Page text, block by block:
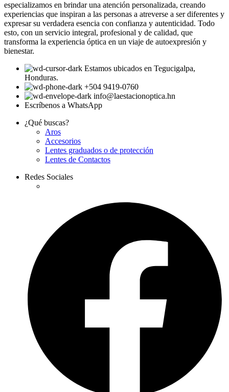
especializamos en brindar una atención personalizada, creando
experiencias que inspiran a las personas a atreverse a ser diferentes y
expresar su verdadera esencia con confianza y autenticidad. Todo
esto, con un servicio integral, profesional y de calidad, que
transforma la experiencia óptica en un viaje de autoexpresión y
bienestar.
Estamos ubicados en Tegucigalpa,
Honduras.
+504 9419-0760
info@laestacionoptica.hn
Escríbenos a WhatsApp
¿Qué buscas?
Aros
Accesorios
Lentes graduados o de protección
Lentes de Contactos
Redes Sociales